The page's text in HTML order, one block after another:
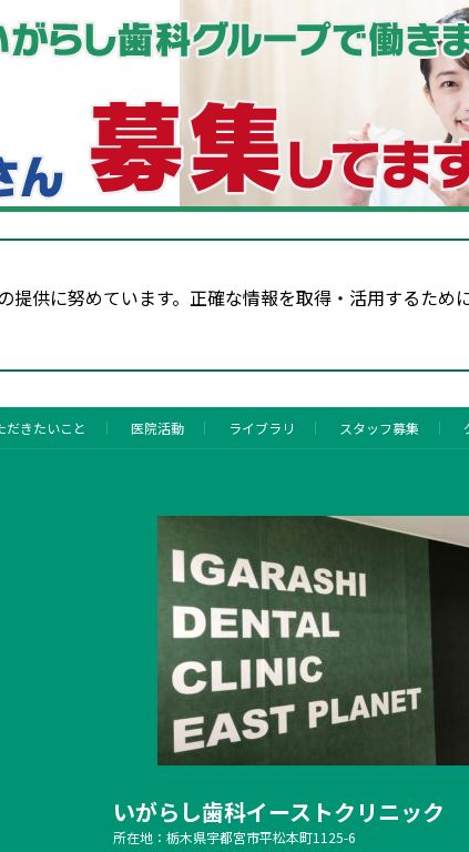
供に努めています。正確な情報を取得・活用するため
だきたいこと 医院活動 ライブラリ スタッフ募集
いがらし歯科イーストクリニック
所在地：栃木県宇都宮市平松本町1125-6